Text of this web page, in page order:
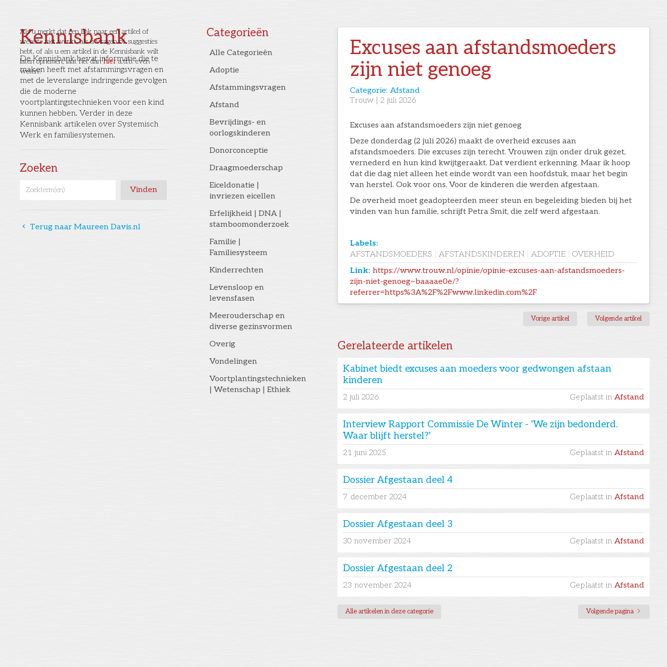
Als u merkt dat een link naar een artikel of
website niet werkt, als u vragen of suggesties
hebt, of als u een artikel in de Kennisbank wilt
laten opnemen, laat het danhiera.u.b. even
weten!
Kennisbank
De Kennisbank bevat informatie die te
maken heeft met afstammingsvragen en
met de levenslange indringende gevolgen
die de moderne
voortplantingstechnieken voor een kind
kunnen hebben. Verder in deze
Kennisbank artikelen over Systemisch
Werk en familiesystemen.
Zoeken
󰅁 Terug naar Maureen Davis.nl
Categorieën
Alle Categorieën
Adoptie
Afstammingsvragen
Afstand
Bevrijdings- en
oorlogskinderen
Donorconceptie
Draagmoederschap
Eiceldonatie |
invriezen eicellen
Erfelijkheid | DNA |
stamboomonderzoek
Familie |
Familiesysteem
Kinderrechten
Levensloop en
levensfasen
Meerouderschap en
diverse gezinsvormen
Overig
Vondelingen
Voortplantingstechnieken
| Wetenschap | Ethiek
Excuses aan afstandsmoeders
zijn niet genoeg
Categorie: Afstand
Trouw
2 juli 2026
Excuses aan afstandsmoeders zijn niet genoeg
Deze donderdag (2 juli 2026) maakt de overheid excuses aan
afstandsmoeders. Die excuses zijn terecht. Vrouwen zijn onder druk gezet,
vernederd en hun kind kwijtgeraakt. Dat verdient erkenning. Maar ik hoop
dat die dag niet alleen het einde wordt van een hoofdstuk, maar het begin
van herstel. Ook voor ons. Voor de kinderen die werden afgestaan.
De overheid moet geadopteerden meer steun en begeleiding bieden bij het
vinden van hun familie, schrijft Petra Smit, die zelf werd afgestaan.
Labels:
AFSTANDSMOEDERS
AFSTANDSKINDEREN ADOPTIE
OVERHEID
Link: https://www.trouw.nl/opinie/opinie-excuses-aan-afstandsmoeders-
zijn-niet-genoeg~baaaae0e/?
referrer=https%3A%2F%2Fwww.linkedin.com%2F
Vorige artikel Volgende artikel
Gerelateerde artikelen
Kabinet biedt excuses aan moeders voor gedwongen afstaan
kinderen
2 juli 2026 Geplaatst in Afstand
Interview Rapport Commissie De Winter - 'We zijn bedonderd.
Waar blijft herstel?'
21 juni 2025 Geplaatst in Afstand
Dossier Afgestaan deel 4
7 december 2024 Geplaatst in Afstand
Dossier Afgestaan deel 3
30 november 2024 Geplaatst in Afstand
Dossier Afgestaan deel 2
23 november 2024 Geplaatst in Afstand
Alle artikelen in deze categorie Volgende pagina